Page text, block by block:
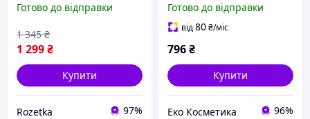
біоревіталізації та
шкіри із SPF30 50 мл
(4005800269783)
Готово до відправки
1 299₴
1 345 ₴
Купити
Rozetka 97%
cream Mila Perfect 50 мл
Готово до відправки
від80₴/міс
796₴
Купити
Еко Косметика 96%